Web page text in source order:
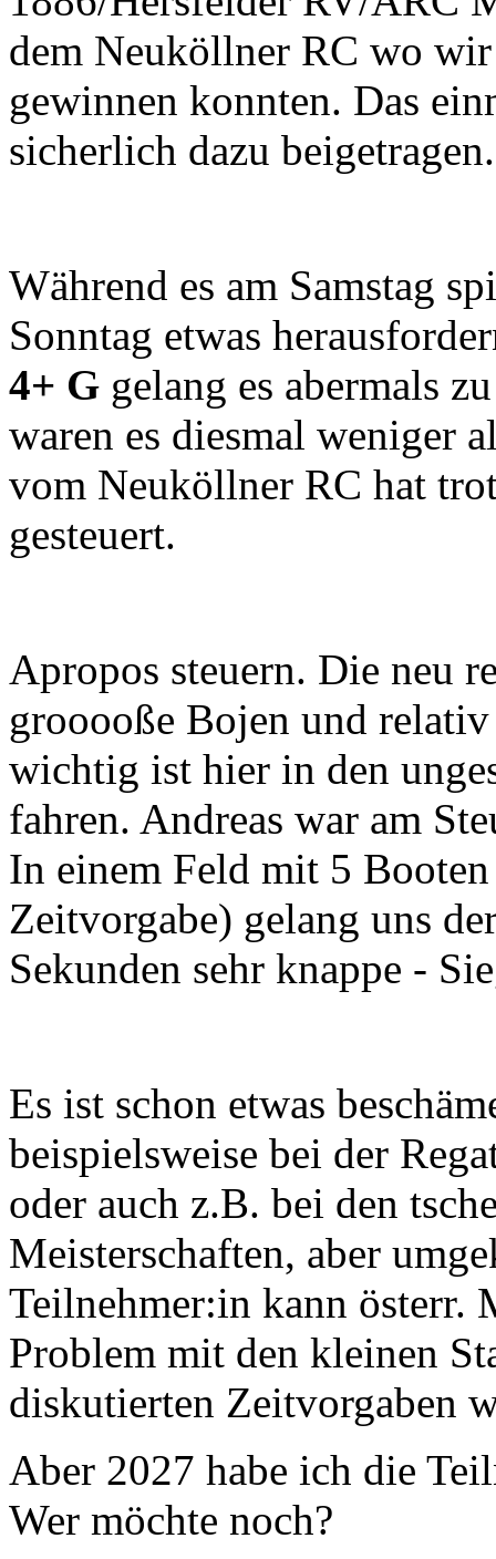
dem Neuköllner RC wo
gewinnen konnten. Das
sicherlich dazu beigetragen.
Während es am Samstag
Sonntag etwas
4+ G gelang es abermals
waren es diesmal weniger
vom Neuköllner RC hat
gesteuert.
Apropos steuern. Die neu
grooooße Bojen und relativ
wichtig ist hier in den
fahren. Andreas war am
In einem Feld mit 5
Zeitvorgabe) gelang uns
Sekunden sehr knappe -
Es ist schon etwas
beispielsweise bei der
oder auch z.B. bei den
Meisterschaften, aber
Teilnehmer:in kann österr.
Problem mit den kleinen
diskutierten Zeitvorgaben
Aber 2027 habe ich die
Wer möchte noch?